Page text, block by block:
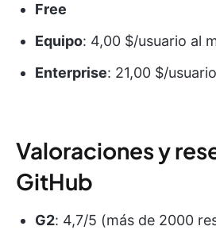
Free
Equipo: 4,00 $/usuario al
Enterprise: 21,00 $/
Valoraciones y
GitHub
G2: 4,7/5 (más de 2000